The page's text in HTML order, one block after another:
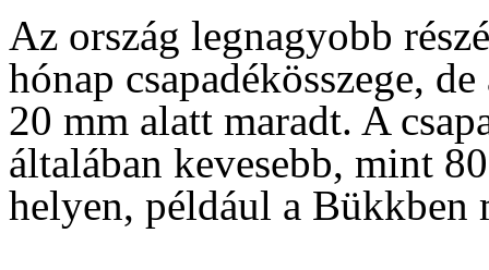
Az ország legnagyobb
hónap csapadékösszege,
20 mm alatt maradt. A
általában kevesebb, mint
helyen, például a Bükkben